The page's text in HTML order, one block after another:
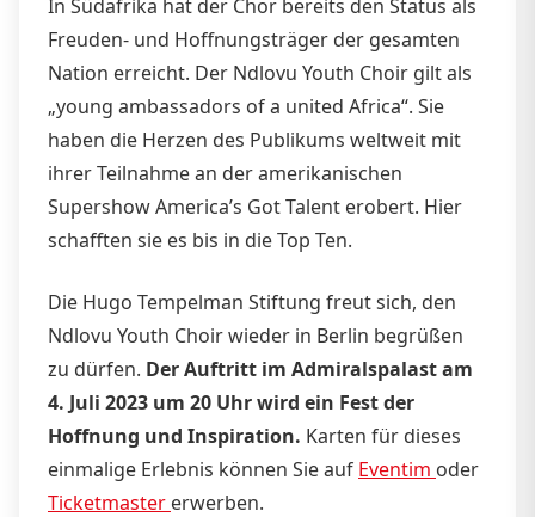
In Südafrika hat der Chor bereits den Status als
Freuden- und Hoffnungsträger der gesamten
Nation erreicht. Der Ndlovu Youth Choir gilt als
„young ambassadors of a united Africa“. Sie
haben die Herzen des Publikums weltweit mit
ihrer Teilnahme an der amerikanischen
Supershow America’s Got Talent erobert. Hier
schafften sie es bis in die Top Ten.
Die Hugo Tempelman Stiftung freut sich, den
Ndlovu Youth Choir wieder in Berlin begrüßen
zu dürfen. Der Auftritt im Admiralspalast am
4. Juli 2023 um 20 Uhr wird ein Fest der
Hoffnung und Inspiration. Karten für dieses
einmalige Erlebnis können Sie auf Eventim oder
Ticketmaster erwerben.